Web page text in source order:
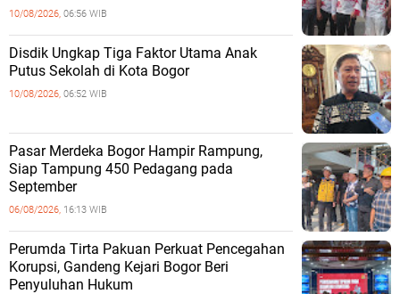
10/08/2026, 06:56 WIB
Disdik Ungkap Tiga Faktor Utama Anak
Putus Sekolah di Kota Bogor
10/08/2026, 06:52 WIB
Pasar Merdeka Bogor Hampir Rampung,
Siap Tampung 450 Pedagang pada
September
06/08/2026, 16:13 WIB
Perumda Tirta Pakuan Perkuat Pencegahan
Korupsi, Gandeng Kejari Bogor Beri
Penyuluhan Hukum